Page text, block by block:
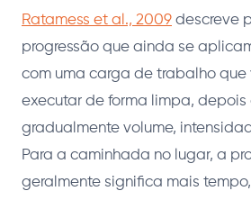
Ratamess et al., 2009 descreve
progressão que ainda se
com uma carga de trabalho que
executar de forma limpa, depois
gradualmente volume,
Para a caminhada no lugar, a
geralmente significa mais